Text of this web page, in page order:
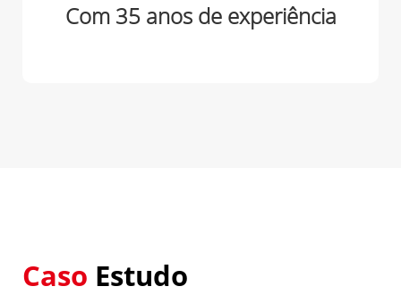
Com 35 anos de experiência
Caso Estudo